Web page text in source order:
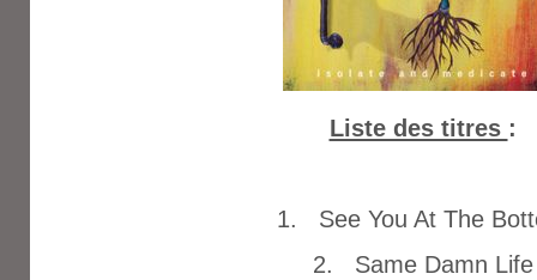
Liste des titres :
1. See You At The
2. Same Damn Life